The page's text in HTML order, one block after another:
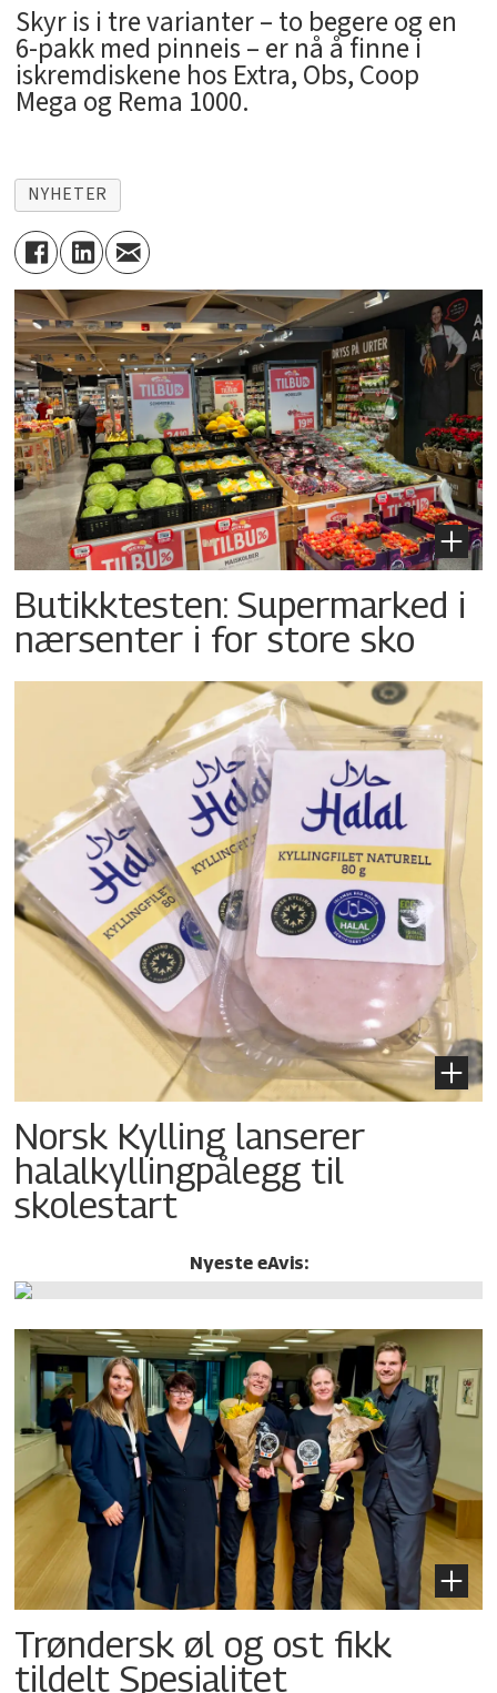
Skyr is i tre varianter – to begere og en
6-pakk med pinneis – er nå å finne i
iskremdiskene hos Extra, Obs, Coop
Mega og Rema 1000.
NYHETER
Butikktesten: Supermarked i
nærsenter i for store sko
Norsk Kylling lanserer
halalkylling­pålegg til
skolestart
Nyeste eAvis:
Trøndersk øl og ost fikk
tildelt Spesialitet